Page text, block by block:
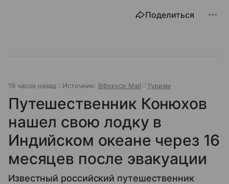
Поделиться
19 часов назад Источник: ВФокусе Mail Туризм
Путешественник Конюхов
нашел свою лодку в
Индийском океане через 16
месяцев после эвакуации
Известный российский путешественник